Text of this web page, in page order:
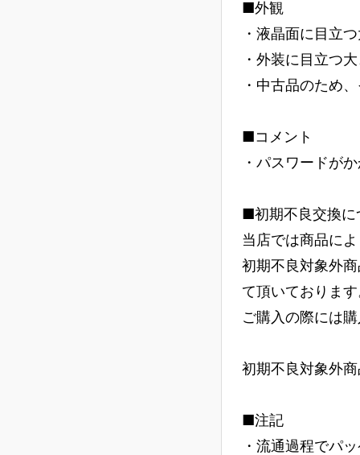
■外観
・液晶面に目立
・外装に目立つ
・中古品のため
■コメント
・パスワードが
■初期不良交換に
当店では商品に
初期不良対象外
て頂いておりま
ご購入の際には
初期不良対象外
■注記
・流通過程でパ